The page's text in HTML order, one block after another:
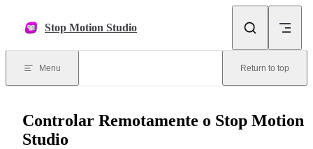
Stop Motion Studio
Menu Return to top
Controlar Remotamente o Stop Motion
Studio